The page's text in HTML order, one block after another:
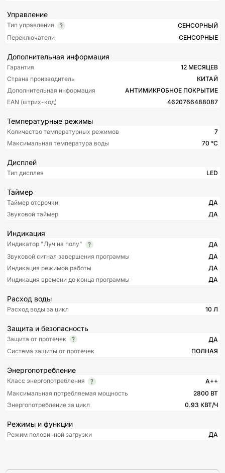
Управление
Тип управления
СЕНСОРНЫЙ
Переключатели
СЕНСОРНЫЕ
Дополнительная информация
Гарантия
12 МЕСЯЦЕВ
Страна производитель
КИТАЙ
Дополнительная информация
АНТИМИКРОБНОЕ ПОКРЫТИЕ
EAN (штрих-код)
4620766488087
Температурные режимы
Количество температурных режимов
7
Максимальная температура воды
70 °С
Дисплей
Тип дисплея LED
Таймер
Таймер отсрочки
ДА
Звуковой таймер
ДА
Индикация
Индикатор "Луч на полу"
ДА
Звуковой сигнал завершения программы
ДА
Индикация режимов работы
ДА
Индикация времени до конца программы
ДА
Расход воды
Расход воды за цикл 10 Л
Защита и безопасность
Защита от протечек
ДА
Система защиты от протечек
ПОЛНАЯ
Энергопотребление
Класс энергопотребления
A++
Максимальная потребляемая мощность
2800 ВТ
Энергопотребление за цикл
0.93 КВТ/Ч
Режимы и функции
Режим половинной загрузки ДА